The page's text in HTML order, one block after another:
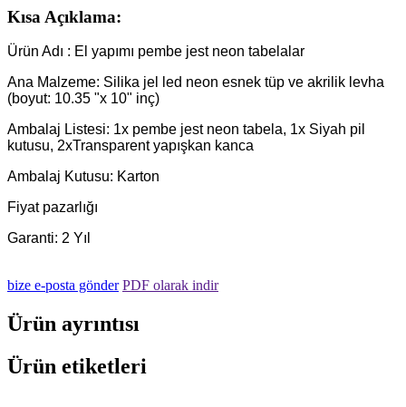
Kısa Açıklama:
Ürün Adı : El yapımı pembe jest neon tabelalar
Ana Malzeme: Silika jel led neon esnek tüp ve akrilik levha
(boyut: 10.35 "x 10" inç)
Ambalaj Listesi: 1x pembe jest neon tabela, 1x Siyah pil
kutusu, 2xTransparent yapışkan kanca
Ambalaj Kutusu: Karton
Fiyat pazarlığı
Garanti: 2 Yıl
bize e-posta gönder PDF olarak indir
Ürün ayrıntısı
Ürün etiketleri